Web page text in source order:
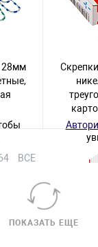
28мм
ВСЕ
ПОКАЗАТЬ ЕЩЕ